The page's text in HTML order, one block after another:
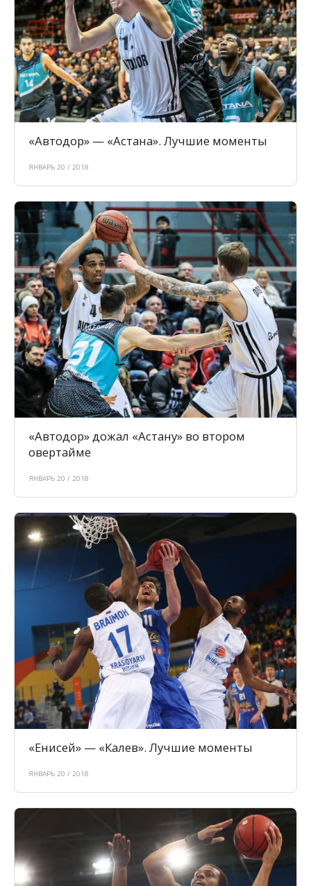
«Автодор» — «Астана». Лучшие моменты
ЯНВАРЬ 20 / 2018
«Автодор» дожал «Астану» во втором
овертайме
ЯНВАРЬ 20 / 2018
«Енисей» — «Калев». Лучшие моменты
ЯНВАРЬ 20 / 2018